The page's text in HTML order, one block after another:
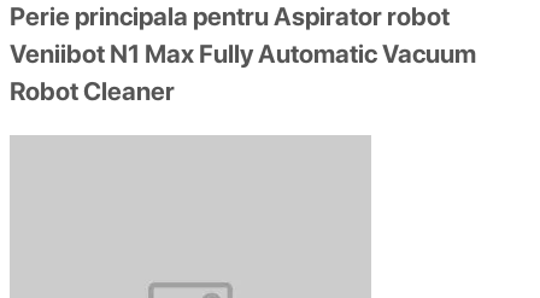
Perie principala pentru Aspirator robot
Veniibot N1 Max Fully Automatic Vacuum
Robot Cleaner